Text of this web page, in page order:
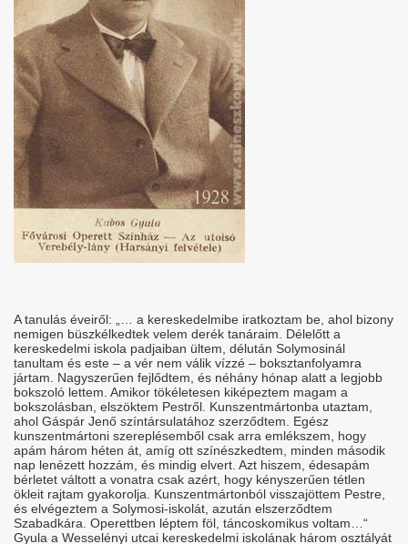
A tanulás éveiről: „… a kereskedelmibe iratkoztam be, ahol bizony
nemigen büszkélkedtek velem derék tanáraim. Délelőtt a
kereskedelmi iskola padjaiban ültem, délután Solymosinál
tanultam és este – a vér nem válik vízzé – boksztanfolyamra
jártam. Nagyszerűen fejlődtem, és néhány hónap alatt a legjobb
bokszoló lettem. Amikor tökéletesen kiképeztem magam a
bokszolásban, elszöktem Pestről. Kunszentmártonba utaztam,
ahol Gáspár Jenő színtársulatához szerződtem. Egész
kunszentmártoni szereplésemből csak arra emlékszem, hogy
apám három héten át, amíg ott színészkedtem, minden második
nap lenézett hozzám, és mindig elvert. Azt hiszem, édesapám
bérletet váltott a vonatra csak azért, hogy kényszerűen tétlen
ökleit rajtam gyakorolja. Kunszentmártonból visszajöttem Pestre,
és elvégeztem a Solymosi-iskolát, azután elszerződtem
Szabadkára. Operettben léptem föl, táncoskomikus voltam…“
Gyula a Wesselényi utcai kereskedelmi iskolának három osztályát